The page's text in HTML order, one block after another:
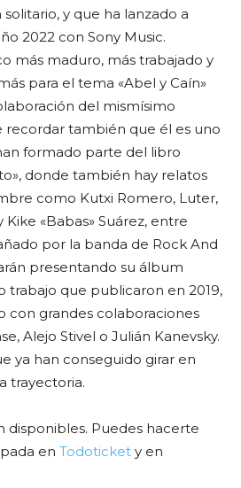
y que ha lanzado a
2022 con Sony Music.
más maduro, más trabajado y
para el tema «Abel y Caín»
del mismísimo
recordar también que él es uno
formado parte del libro
donde también hay relatos
como Kutxi Romero, Luter,
Kike «Babas» Suárez, entre
por la banda de Rock And
presentando su álbum
trabajo que publicaron en 2019,
con grandes colaboraciones
Alejo Stivel o Julián Kanevsky.
ya han conseguido girar en
trayectoria.
disponibles. Puedes hacerte
en Todoticket y en